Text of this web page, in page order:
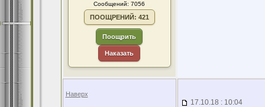
Сообщений: 7056
ПООЩРЕНИЙ: 421
Поощрить
Наказать
Наверх
17.10.18 : 10:04